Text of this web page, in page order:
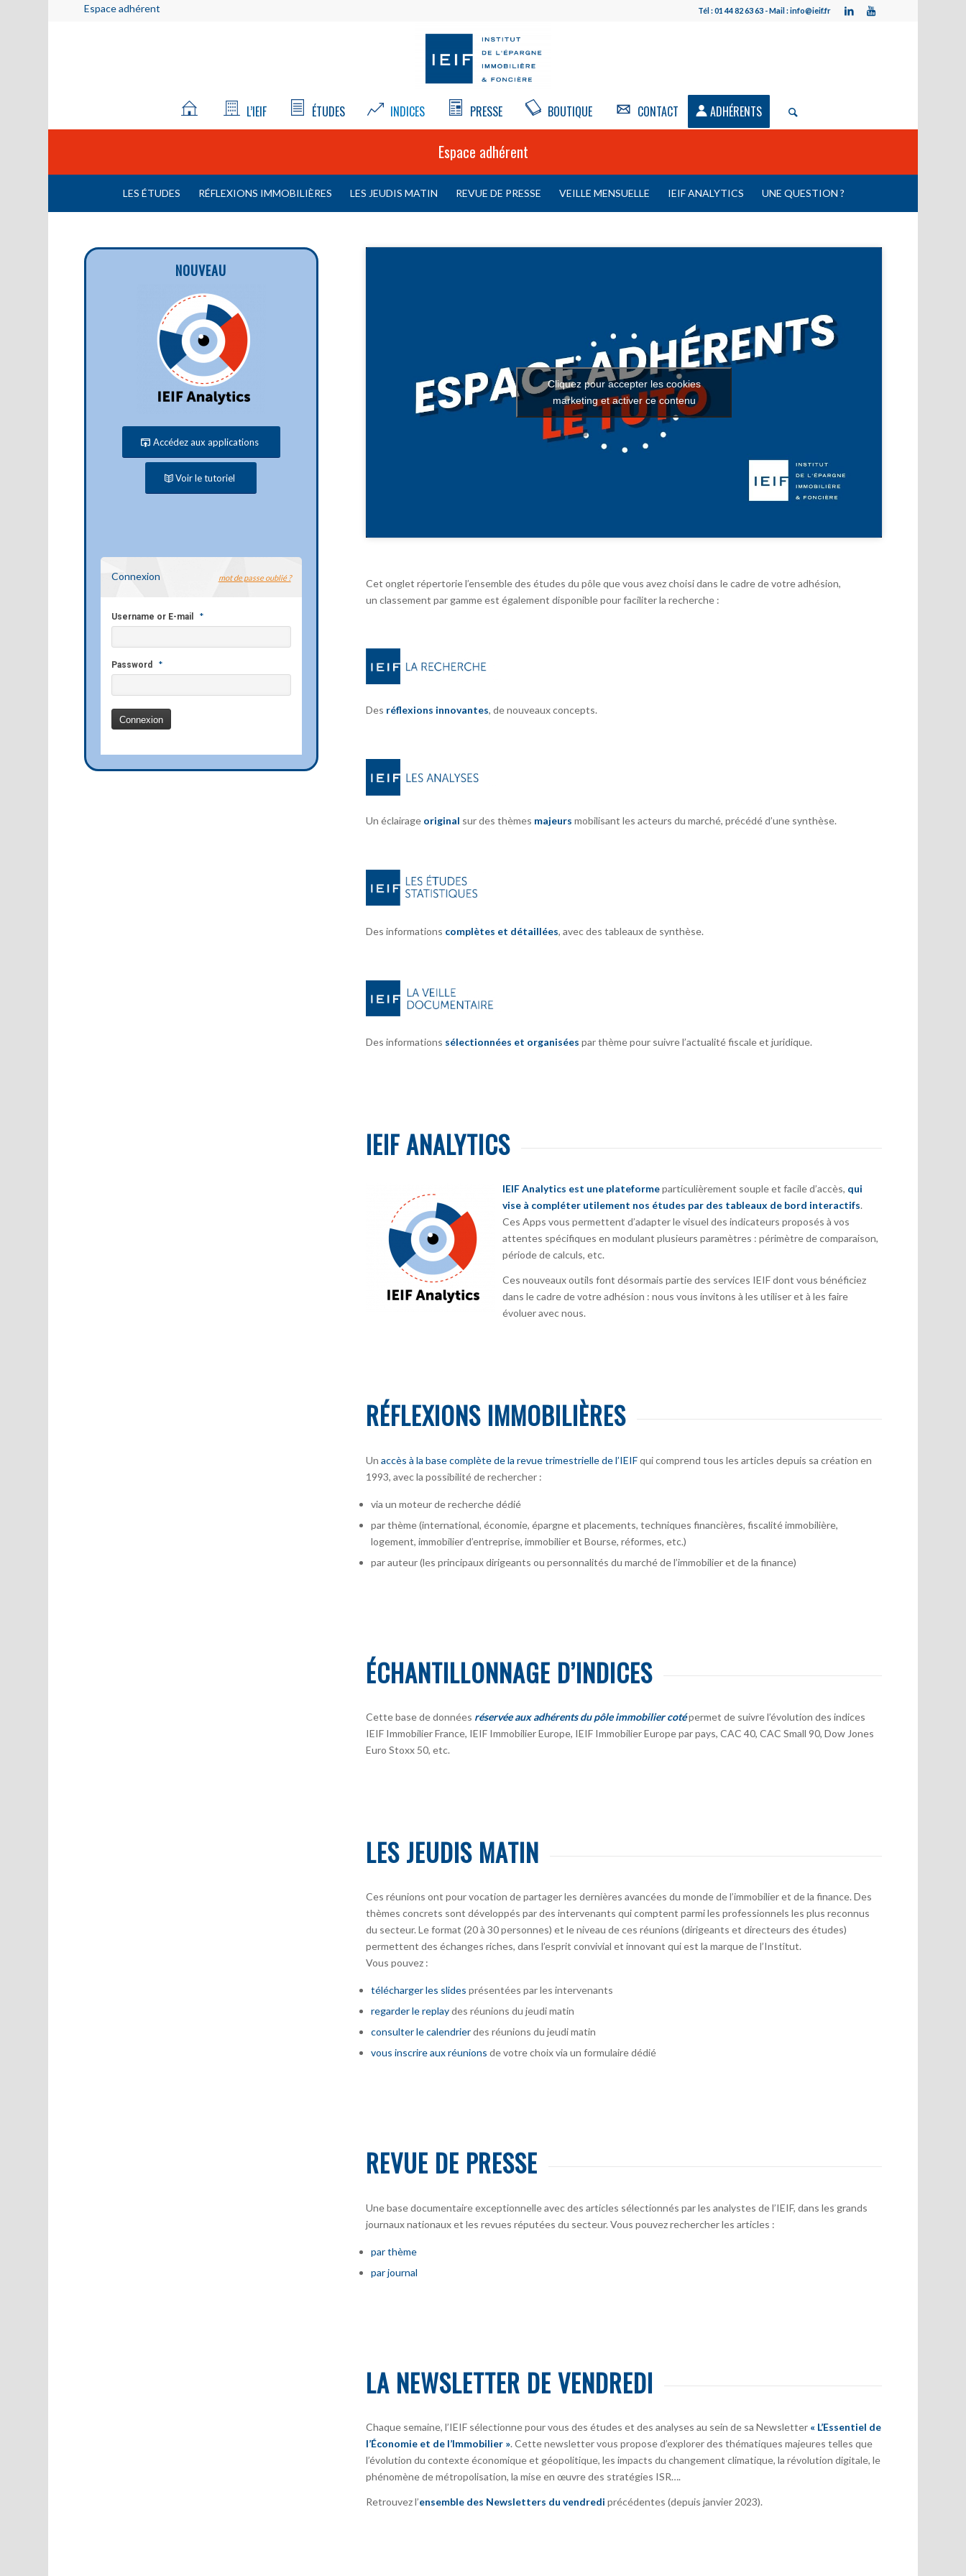
Espace adhérent Tél : 01 44 82 63 63 - Mail : info@ieif.fr
L’IEIF ÉTUDES INDICES PRESSE BOUTIQUE CONTACT ADHÉRENTS
Espace adhérent
LES ÉTUDES RÉFLEXIONS IMMOBILIÈRES LES JEUDIS MATIN REVUE DE PRESSE VEILLE MENSUELLE IEIF ANALYTICS UNE QUESTION ?
NOUVEAU
Accédez aux applications
Voir le tutoriel
Connexion mot de passe oublié ?
Username or E-mail *
Password *
Cliquez pour accepter les cookies
marketing et activer ce contenu
Cet onglet répertorie l’ensemble des études du pôle que vous avez choisi dans le cadre de votre adhésion,
un classement par gamme est également disponible pour faciliter la recherche :
Des réflexions innovantes, de nouveaux concepts.
Un éclairage original sur des thèmes majeurs mobilisant les acteurs du marché, précédé d’une synthèse.
Des informations complètes et détaillées, avec des tableaux de synthèse.
Des informations sélectionnées et organisées par thème pour suivre l’actualité fiscale et juridique.
IEIF ANALYTICS
IEIF Analytics est une plateformeparticulièrement souple et facile d’accès, qui
vise à compléter utilement nos études par des tableaux de bord interactifs.
Ces Apps vous permettent d’adapter le visuel des indicateurs proposés à vos
attentes spécifiques en modulant plusieurs paramètres : périmètre de comparaison,
période de calculs, etc.
Ces nouveaux outils font désormais partie des services IEIF dont vous bénéficiez
dans le cadre de votre adhésion : nous vous invitons à les utiliser et à les faire
évoluer avec nous.
RÉFLEXIONS IMMOBILIÈRES
Unaccès à la base complète de la revue trimestrielle de l’IEIFqui comprend tous les articles depuis sa création en
1993, avec la possibilité de rechercher :
via un moteur de recherche dédié
par thème (international, économie, épargne et placements, techniques financières, fiscalité immobilière,
logement, immobilier d’entreprise, immobilier et Bourse, réformes, etc.)
par auteur(les principaux dirigeants ou personnalités du marché de l’immobilier et de la finance)
ÉCHANTILLONNAGE D’INDICES
Cette base de données réservée aux adhérents du pôle immobilier cotépermet de suivre l’évolution des indices
IEIF Immobilier France, IEIF Immobilier Europe, IEIF Immobilier Europe par pays, CAC 40, CAC Small 90, Dow Jones
Euro Stoxx 50, etc.
LES JEUDIS MATIN
Ces réunions ont pour vocation de partager les dernières avancées du monde de l’immobilier et de la finance. Des
thèmes concrets sont développés par des intervenants qui comptent parmi les professionnels les plus reconnus
du secteur. Le format (20 à 30 personnes) et le niveau de ces réunions (dirigeants et directeurs des études)
permettent des échanges riches, dans l’esprit convivial et innovant qui est la marque de l’Institut.
Vous pouvez :
téléchargerles slides présentées par les intervenants
regarder le replaydes réunions du jeudi matin
consulter le calendrierdes réunions du jeudi matin
vous inscrireaux réunions de votre choix via un formulaire dédié
REVUE DE PRESSE
Une base documentaire exceptionnelle avec des articles sélectionnés par les analystes de l’IEIF, dans les grands
journaux nationaux et les revues réputées du secteur. Vous pouvez rechercher les articles :
par thème
par journal
LA NEWSLETTER DE VENDREDI
Chaque semaine, l’IEIF sélectionne pour vous des études et des analyses au sein de sa Newsletter « L’Essentiel de
l’Économie et de l’Immobilier ». Cette newsletter vous propose d’explorer des thématiques majeures telles que
l’évolution du contexte économique et géopolitique, les impacts du changement climatique, la révolution digitale, le
phénomène de métropolisation, la mise en œuvre des stratégies ISR….
Retrouvez l’ensemble des Newsletters du vendredi précédentes (depuis janvier 2023).